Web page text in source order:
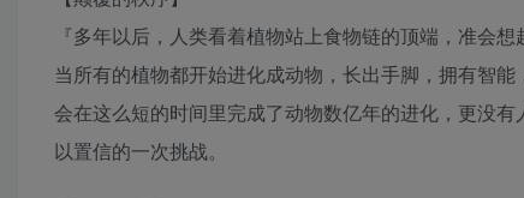
『多年以后，人类看着植物站上食物链的顶端，准会
当所有的植物都开始进化成动物，长出手脚，拥有智
会在这么短的时间里完成了动物数亿年的进化，更没
以置信的一次挑战。